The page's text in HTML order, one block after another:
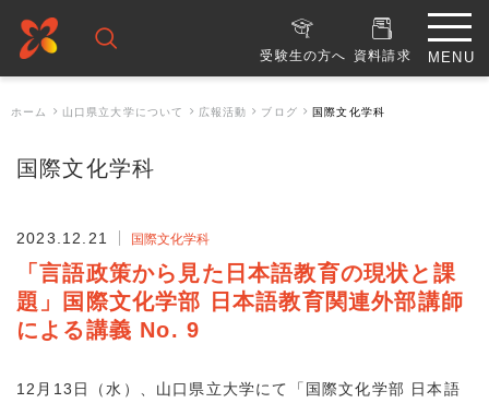
受験生の方へ 資料請求
ホーム 山口県立大学について 広報活動 ブログ 国際文化学科
国際文化学科
2023.12.21 国際文化学科
「言語政策から見た日本語教育の現状と課
題」国際文化学部 日本語教育関連外部講師
による講義 No. 9
12月13日（水）、山口県立大学にて「国際文化学部 日本語